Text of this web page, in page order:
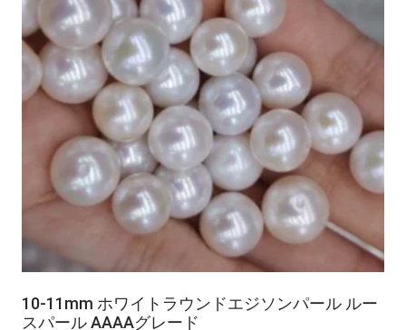
10-11mm ホワイトラウンドエジソンパール ルー
スパール AAAAグレード